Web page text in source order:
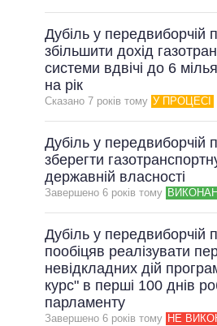
Дубіль у передвиборчій
збільшити дохід
системи вдвічі до 6
на рік
Сказано 7 рокiв тому У ПРОЦЕСІ
Дубіль у передвиборчій
зберегти
державній власності
Завершено 6 рокiв тому
Дубіль у передвиборчій
пообіцяв реалізувати
невідкладних дій
курс" в перші 100 днів
парламенту
Завершено 6 рокiв тому НЕ